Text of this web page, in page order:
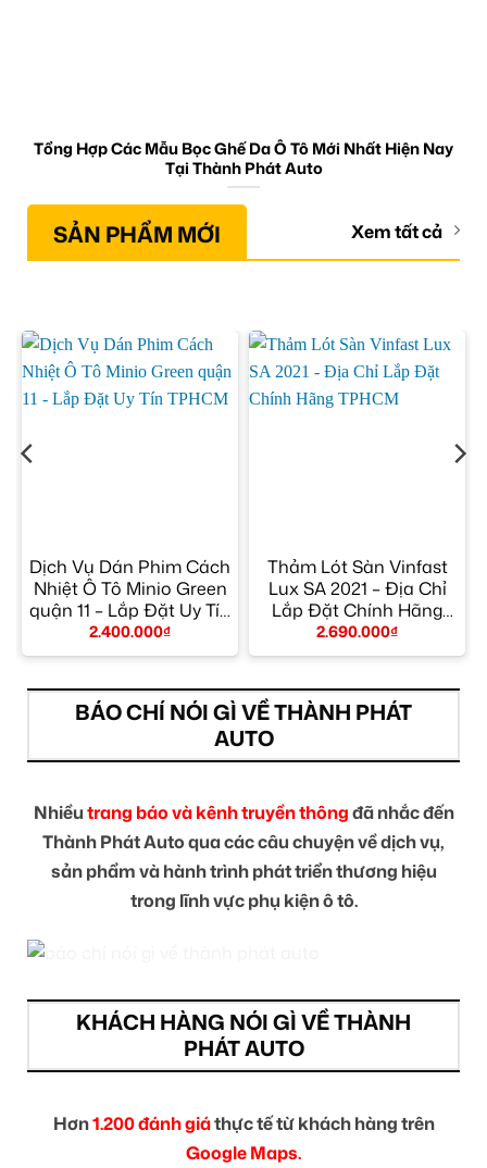
Tổng Hợp Các Mẫu Bọc Ghế Da Ô Tô Mới Nhất Hiện Nay
Tại Thành Phát Auto
SẢN PHẨM MỚI Xem tất cả
Dịch Vụ Dán Phim Cách
Nhiệt Ô Tô Minio Green
quận 11 – Lắp Đặt Uy Tín
TPHCM
2.400.000₫
Thảm Lót Sàn Vinfast
Lux SA 2021 – Địa Chỉ
Lắp Đặt Chính Hãng
TPHCM
2.690.000₫
BÁO CHÍ NÓI GÌ VỀ THÀNH PHÁT
AUTO
Nhiềutrang báo và kênh truyền thôngđã nhắc đến
Thành Phát Auto qua các câu chuyện về dịch vụ,
sản phẩm và hành trình phát triển thương hiệu
trong lĩnh vực phụ kiện ô tô.
KHÁCH HÀNG NÓI GÌ VỀ THÀNH
PHÁT AUTO
Hơn1.200 đánh giáthực tế từ khách hàng trên
Google Maps.